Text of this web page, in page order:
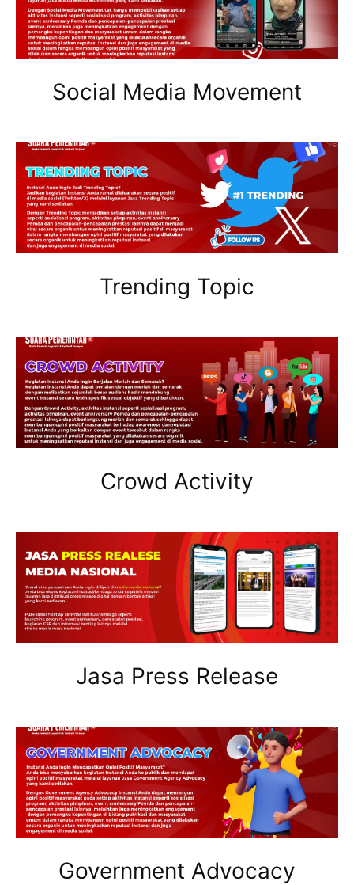
Social Media Movement
Trending Topic
Crowd Activity
Jasa Press Release
Government Advocacy